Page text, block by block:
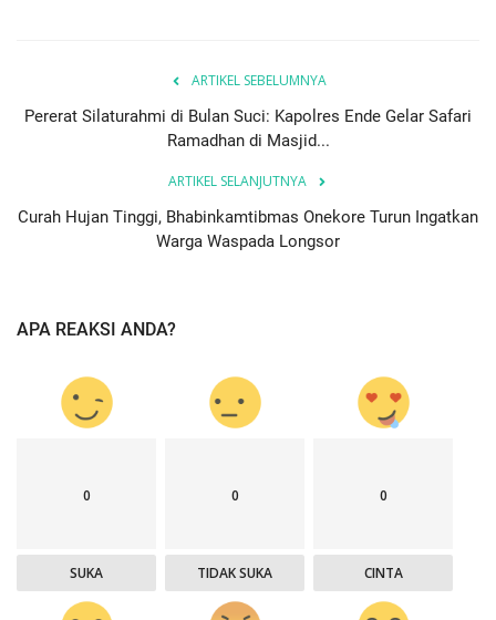
ARTIKEL SEBELUMNYA
​Pererat Silaturahmi di Bulan Suci: Kapolres Ende Gelar Safari
Ramadhan di Masjid...
ARTIKEL SELANJUTNYA
Curah Hujan Tinggi, Bhabinkamtibmas Onekore Turun Ingatkan
Warga Waspada Longsor
APA REAKSI ANDA?
0
SUKA
0
TIDAK SUKA
0
CINTA